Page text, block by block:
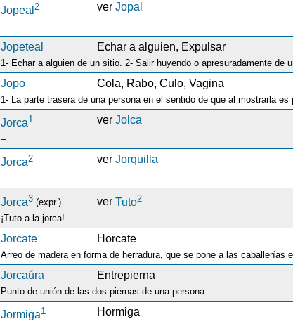
Jopeal 2 verJopal
–
Jopeteal Echar a alguien, Expulsar
1- Echar a alguien de un sitio. 2- Salir huyendo o apresuradamente de
Jopo Cola, Rabo, Culo, Vagina
Jorca1 verJolca
–
Jorca2 verJorquilla
–
Jorca3 (expr.) verTuto2
¡Tuto a la jorca!
Jorcate Horcate
Arreo de madera en forma de herradura, que se pone a las
Jorcaúra Entrepierna
Punto de unión de las dos piernas de una persona.
Jormiga1 Hormiga